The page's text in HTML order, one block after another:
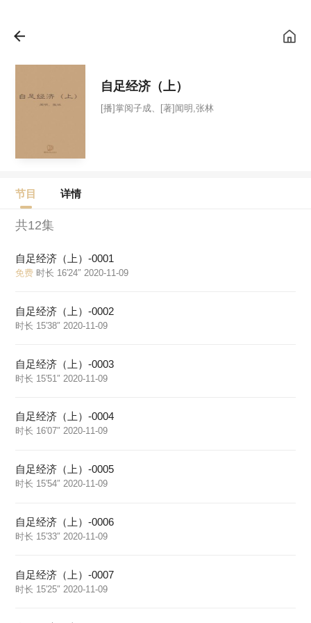
自足经济（上）
[播]掌阅子成、[著]闻明,张林
节目 详情
共12集
自足经济（上）-0001
免费 时长 16′24″ 2020-11-09
自足经济（上）-0002
时长 15′38″ 2020-11-09
自足经济（上）-0003
时长 15′51″ 2020-11-09
自足经济（上）-0004
时长 16′07″ 2020-11-09
自足经济（上）-0005
时长 15′54″ 2020-11-09
自足经济（上）-0006
时长 15′33″ 2020-11-09
自足经济（上）-0007
时长 15′25″ 2020-11-09